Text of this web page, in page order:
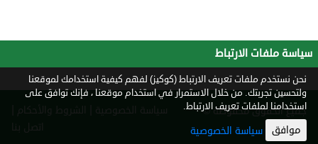
جميع الحقوق محفوظة ©
2026
سياسة ملفات الارتباط
نحن نستخدم ملفات تعريف الارتباط (كوكيز) لفهم كيفية استخدامك لموقعنا
ولتحسين تجربتك. من خلال الاستمرار في استخدام موقعنا ، فإنك توافق على
استخدامنا لملفات تعريف الارتباط.
موافق سياسة الخصوصية